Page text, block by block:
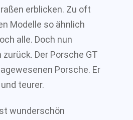
erblicken. Zu oft
Modelle so ähnlich
alle. Doch nun
Der Porsche GT
Porsche. Er
teurer.
wunderschön